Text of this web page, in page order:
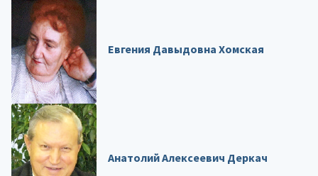
Евгения Давыдовна Хомская
Анатолий Алексеевич Деркач